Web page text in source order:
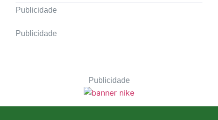
Publicidade
Publicidade
Publicidade